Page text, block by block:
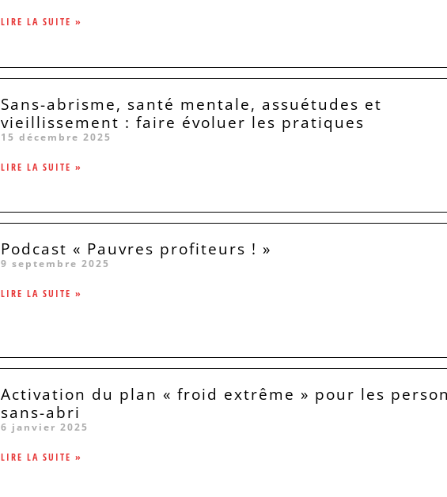
LIRE LA SUITE »
Sans-abrisme, santé mentale, assuétudes et
vieillissement : faire évoluer les pratiques
15 décembre 2025
LIRE LA SUITE »
Podcast « Pauvres profiteurs ! »
9 septembre 2025
LIRE LA SUITE »
Activation du plan « froid extrême » pour les
sans-abri
6 janvier 2025
LIRE LA SUITE »